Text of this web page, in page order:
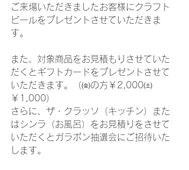
ご来場いただきましたお客様にクラフト
ビールをプレゼントさせていただきま
す。
また、対象商品をお見積もりさせていた
だくとギフトカードをプレゼントさせて
いただきます。（㈮の方￥2,000㈯
￥1,000）
さらに、ザ・クラッソ（キッチン）また
はシンラ（お風呂）をお見積りをさせて
いただくとガラポン抽選会にご招待いた
します。